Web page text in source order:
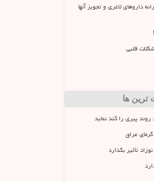
داروهای لاغری و تجویز آنها
قلبی
ترین ها
پیری را کند نماید
عراق
تأثیر بگذارد